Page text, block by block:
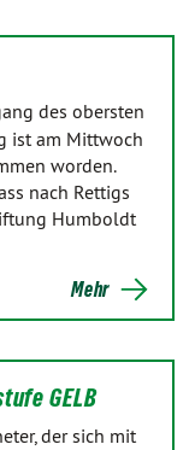
des obersten
ist am Mittwoch
worden.
nach Rettigs
Humboldt
Mehr
GELB
der sich mit